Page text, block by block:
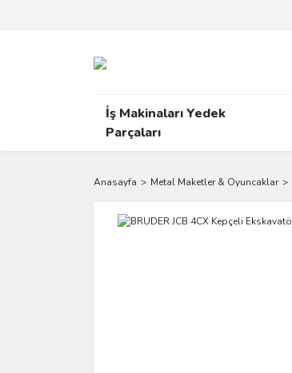
İş Makinaları Yedek
Parçaları
Anasayfa Metal Maketler & Oyuncaklar